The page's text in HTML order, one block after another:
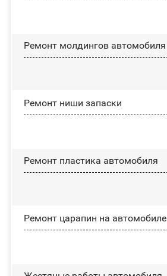
Ремонт молдингов автомобиля
Ремонт ниши запаски
Ремонт пластика автомобиля
Ремонт царапин на автомобиле